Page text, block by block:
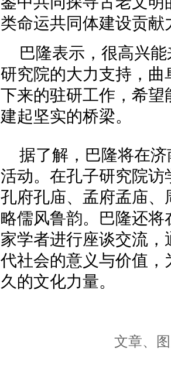
类命运共同体建设贡献
巴隆表示，很高兴
研究院的大力支持，
下来的驻研工作，希
建起坚实的桥梁。
据了解，巴隆将在
活动。在孔子研究院
孔府孔庙、孟府孟庙
略儒风鲁韵。巴隆还
家学者进行座谈交流
代社会的意义与价值
久的文化力量。
文章、